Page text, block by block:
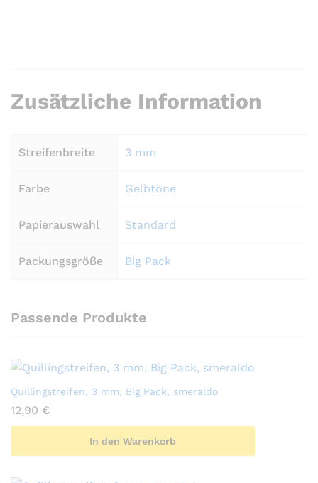
Zusätzliche Information
Streifenbreite 3 mm
Farbe Gelbtöne
Papierauswahl Standard
Packungsgröße Big Pack
Passende Produkte
Quillingstreifen, 3 mm, Big Pack, smeraldo
12,90 €
In den Warenkorb